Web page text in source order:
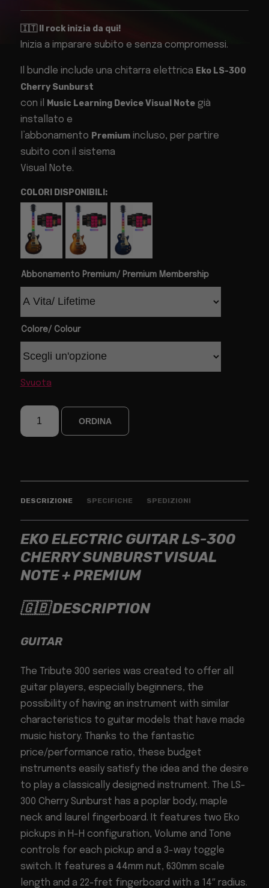
🇮🇹 Il rock inizia da qui!
Inizia a imparare subito e senza compromessi.
Il bundle include una chitarra elettrica Eko LS-300
Cherry Sunburst
con il
Music Learning Device Visual Notegià
installato e
l’abbonamento Premiumincluso, per partire
subito con il sistema
Visual Note.
COLORI DISPONIBILI:
Abbonamento Premium/ Premium Membership
Colore/ Colour
Svuota
ORDINA
DESCRIZIONE SPECIFICHE SPEDIZIONI
EKO ELECTRIC GUITAR LS-300
CHERRY SUNBURST VISUAL
NOTE + PREMIUM
🇬🇧 DESCRIPTION
GUITAR
The Tribute 300 series was created to offer all
guitar players, especially beginners, the
possibility of having an instrument with similar
characteristics to guitar models that have made
music history. Thanks to the fantastic
price/performance ratio, these budget
instruments easily satisfy the idea and the desire
to play a classically designed instrument. The LS-
300 Cherry Sunburst has a poplar body, maple
neck and laurel fingerboard. It features two Eko
pickups in H-H configuration, Volume and Tone
controls for each pickup and a 3-way toggle
switch. It features a 44mm nut, 630mm scale
length and a 22-fret fingerboard with a 14″ radius.